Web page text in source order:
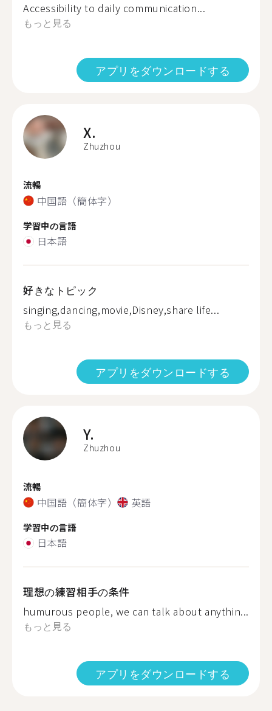
Accessibility to daily communication...
もっと見る
アプリをダウンロードする
X.
Zhuzhou
流暢
中国語（簡体字）
学習中の言語
日本語
好きなトピック
singing,dancing,movie,Disney,share life...
もっと見る
アプリをダウンロードする
Y.
Zhuzhou
流暢
中国語（簡体字） 英語
学習中の言語
日本語
理想の練習相手の条件
humurous people, we can talk about anythin...
もっと見る
アプリをダウンロードする